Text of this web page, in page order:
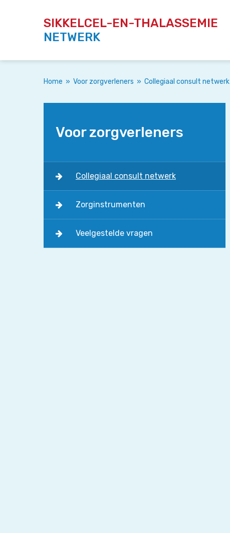
SIKKELCEL-EN-THALASSEMIE
NETWERK
Home » Voor zorgverleners » Collegiaal consult netwerk
Voor zorgverleners
Collegiaal consult netwerk
Zorginstrumenten
Veelgestelde vragen